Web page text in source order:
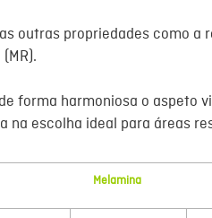
outras propriedades como a
(MR).
forma harmoniosa o aspeto
na escolha ideal para áreas
Melamina